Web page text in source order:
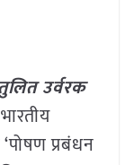
उर्वरक
भारतीय
प्रबंधन